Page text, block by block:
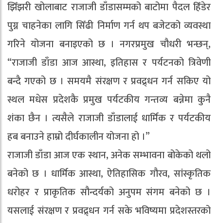
झिँझरी खोलाबाट राजाजी डाँडासम्मको बाटोमा पैदल हिँडेर
पुग्न चाहनेका लागि सिँढी निर्माण गर्न थप बजेटको व्यवस्था
गरिने योजना बनाइएको छ । नगरप्रमुख चौधरी भन्छन्,
“राजाजी डाँडा आज आस्था, इतिहास र पर्यटनको त्रिवेणी
बन्दै गएको छ । समयमै संरक्षण र प्रवद्र्धन गर्न सकिए यो
स्थल मधेस प्रदेशकै प्रमुख पर्यटकीय गन्तव्य बन्नेमा कुनै
शंका छैन । त्यसैले राजाजी डाँडालाई धार्मिक र पर्यटकीय
हब बनाउने हाम्रो दीर्घकालीन योजना हो ।”
राजाजी डाँडा आज एक स्थान, अनेक सम्भावना बोकेको थलो
बनेको छ । धार्मिक आस्था, ऐतिहासिक गौरव, सांस्कृतिक
धरोहर र प्राकृतिक सौन्दर्यको अनुपम संगम बनेको छ ।
यसलाई संरक्षण र प्रवद्र्धन गर्न सके भविष्यमा प्रदेशस्तरको